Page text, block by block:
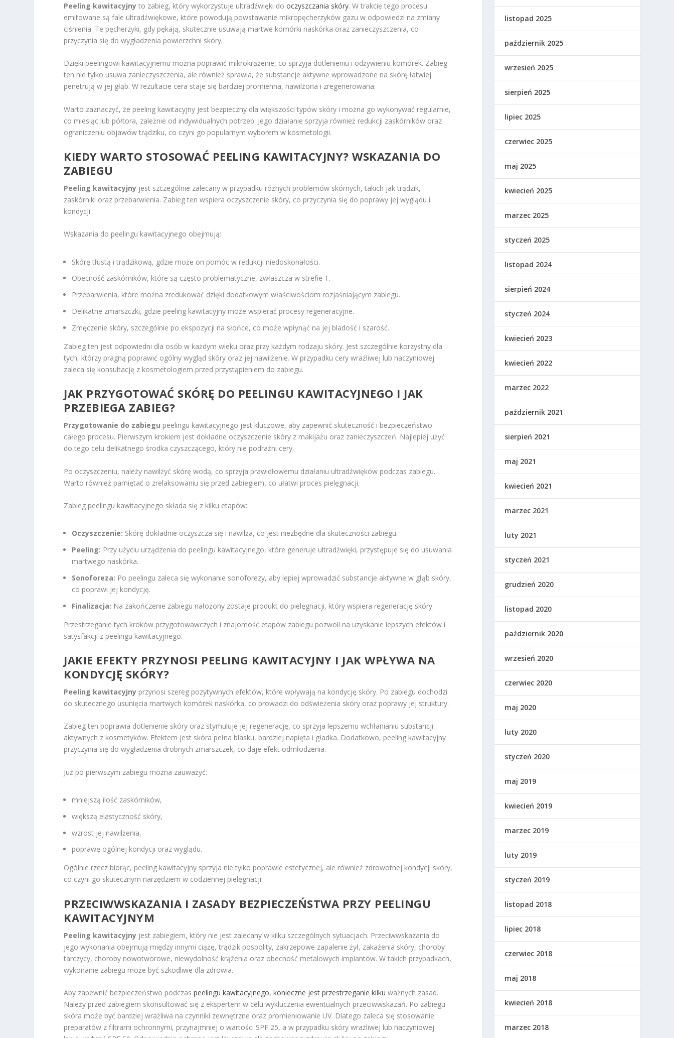
Peeling kawitacyjny to zabieg, który wykorzystuje ultradźwięki dooczyszczania skóry. W trakcie tego procesu
emitowane są fale ultradźwiękowe, które powodują powstawanie mikropęcherzyków gazu w odpowiedzi na zmiany
ciśnienia. Te pęcherzyki, gdy pękają, skutecznie usuwają martwe komórki naskórka oraz zanieczyszczenia, co
przyczynia się do wygładzenia powierzchni skóry.
Dzięki peelingowi kawitacyjnemu można poprawić mikrokrążenie, co sprzyja dotlenieniu i odżywieniu komórek. Zabieg
ten nie tylko usuwa zanieczyszczenia, ale również sprawia, że substancje aktywne wprowadzone na skórę łatwiej
penetrują w jej głąb. W rezultacie cera staje się bardziej promienna, nawilżona i zregenerowana.
Warto zaznaczyć, że peeling kawitacyjny jest bezpieczny dla większości typów skóry i można go wykonywać regularnie,
co miesiąc lub półtora, zależnie od indywidualnych potrzeb. Jego działanie sprzyja również redukcji zaskórników oraz
ograniczeniu objawów trądziku, co czyni go popularnym wyborem w kosmetologii.
KIEDY WARTO STOSOWAĆ PEELING KAWITACYJNY? WSKAZANIA DO
ZABIEGU
Peeling kawitacyjny jest szczególnie zalecany w przypadku różnych problemów skórnych, takich jak trądzik,
zaskórniki oraz przebarwienia. Zabieg ten wspiera oczyszczenie skóry, co przyczynia się do poprawy jej wyglądu i
kondycji.
Wskazania do peelingu kawitacyjnego obejmują:
Skórę tłustą i trądzikową, gdzie może on pomóc w redukcji niedoskonałości.
Obecność zaskórników, które są często problematyczne, zwłaszcza w strefie T.
Przebarwienia, które można zredukować dzięki dodatkowym właściwościom rozjaśniającym zabiegu.
Delikatne zmarszczki, gdzie peeling kawitacyjny może wspierać procesy regeneracyjne.
Zmęczenie skóry, szczególnie po ekspozycji na słońce, co może wpłynąć na jej bladość i szarość.
Zabieg ten jest odpowiedni dla osób w każdym wieku oraz przy każdym rodzaju skóry. Jest szczególnie korzystny dla
tych, którzy pragną poprawić ogólny wygląd skóry oraz jej nawilżenie. W przypadku cery wrażliwej lub naczyniowej
zaleca się konsultację z kosmetologiem przed przystąpieniem do zabiegu.
JAK PRZYGOTOWAĆ SKÓRĘ DO PEELINGU KAWITACYJNEGO I JAK
PRZEBIEGA ZABIEG?
Przygotowanie do zabiegu peelingu kawitacyjnego jest kluczowe, aby zapewnić skuteczność i bezpieczeństwo
całego procesu. Pierwszym krokiem jest dokładne oczyszczenie skóry z makijażu oraz zanieczyszczeń. Najlepiej użyć
do tego celu delikatnego środka czyszczącego, który nie podrażni cery.
Po oczyszczeniu, należy nawilżyć skórę wodą, co sprzyja prawidłowemu działaniu ultradźwięków podczas zabiegu.
Warto również pamiętać o zrelaksowaniu się przed zabiegiem, co ułatwi proces pielęgnacji.
Zabieg peelingu kawitacyjnego składa się z kilku etapów:
Oczyszczenie: Skórę dokładnie oczyszcza się i nawilża, co jest niezbędne dla skuteczności zabiegu.
Peeling: Przy użyciu urządzenia do peelingu kawitacyjnego, które generuje ultradźwięki, przystępuje się do usuwania
martwego naskórka.
Sonoforeza: Po peelingu zaleca się wykonanie sonoforezy, aby lepiej wprowadzić substancje aktywne w głąb skóry,
co poprawi jej kondycję.
Finalizacja: Na zakończenie zabiegu nałożony zostaje produkt do pielęgnacji, który wspiera regenerację skóry.
Przestrzeganie tych kroków przygotowawczych i znajomość etapów zabiegu pozwoli na uzyskanie lepszych efektów i
satysfakcji z peelingu kawitacyjnego.
JAKIE EFEKTY PRZYNOSI PEELING KAWITACYJNY I JAK WPŁYWA NA
KONDYCJĘ SKÓRY?
Peeling kawitacyjny przynosi szereg pozytywnych efektów, które wpływają na kondycję skóry. Po zabiegu dochodzi
do skutecznego usunięcia martwych komórek naskórka, co prowadzi do odświeżenia skóry oraz poprawy jej struktury.
Zabieg ten poprawia dotlenienie skóry oraz stymuluje jej regenerację, co sprzyja lepszemu wchłanianiu substancji
aktywnych z kosmetyków. Efektem jest skóra pełna blasku, bardziej napięta i gładka. Dodatkowo, peeling kawitacyjny
przyczynia się do wygładzenia drobnych zmarszczek, co daje efekt odmłodzenia.
Już po pierwszym zabiegu można zauważyć:
mniejszą ilość zaskórników,
większą elastyczność skóry,
wzrost jej nawilżenia,
poprawę ogólnej kondycji oraz wyglądu.
Ogólnie rzecz biorąc, peeling kawitacyjny sprzyja nie tylko poprawie estetycznej, ale również zdrowotnej kondycji skóry,
co czyni go skutecznym narzędziem w codziennej pielęgnacji.
PRZECIWWSKAZANIA I ZASADY BEZPIECZEŃSTWA PRZY PEELINGU
KAWITACYJNYM
Peeling kawitacyjny jest zabiegiem, który nie jest zalecany w kilku szczególnych sytuacjach. Przeciwwskazania do
jego wykonania obejmują między innymi ciążę, trądzik pospolity, zakrzepowe zapalenie żył, zakażenia skóry, choroby
tarczycy, choroby nowotworowe, niewydolność krążenia oraz obecność metalowych implantów. W takich przypadkach,
wykonanie zabiegu może być szkodliwe dla zdrowia.
Aby zapewnić bezpieczeństwo podczaspeelingu kawitacyjnego, konieczne jest przestrzeganie kilku ważnych zasad.
Należy przed zabiegiem skonsultować się z ekspertem w celu wykluczenia ewentualnych przeciwwskazań. Po zabiegu
skóra może być bardziej wrażliwa na czynniki zewnętrzne oraz promieniowanie UV. Dlatego zaleca się stosowanie
preparatów z filtrami ochronnymi, przynajmniej o wartości SPF 25, a w przypadku skóry wrażliwej lub naczyniowej
listopad 2025
październik 2025
wrzesień 2025
sierpień 2025
lipiec 2025
czerwiec 2025
maj 2025
kwiecień 2025
marzec 2025
styczeń 2025
listopad 2024
sierpień 2024
styczeń 2024
kwiecień 2023
kwiecień 2022
marzec 2022
październik 2021
sierpień 2021
maj 2021
kwiecień 2021
marzec 2021
luty 2021
styczeń 2021
grudzień 2020
listopad 2020
październik 2020
wrzesień 2020
czerwiec 2020
maj 2020
luty 2020
styczeń 2020
maj 2019
kwiecień 2019
marzec 2019
luty 2019
styczeń 2019
listopad 2018
lipiec 2018
czerwiec 2018
maj 2018
kwiecień 2018
marzec 2018